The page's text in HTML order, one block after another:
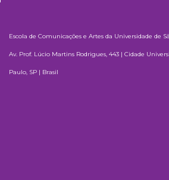
Escola de Comunicações e Artes da Universidade de
Av. Prof. Lúcio Martins Rodrigues, 443 | Cidade
Paulo, SP | Brasil